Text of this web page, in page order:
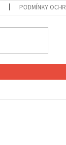
PODMÍNKY